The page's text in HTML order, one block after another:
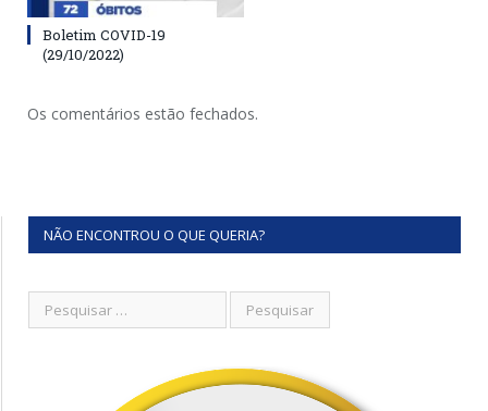
Boletim COVID-19
(29/10/2022)
Os comentários estão fechados.
NÃO ENCONTROU O QUE QUERIA?